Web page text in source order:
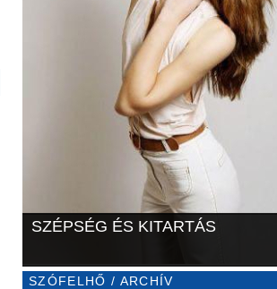
SZÉPSÉG ÉS KITARTÁS
SZÓFELHŐ / ARCHÍV